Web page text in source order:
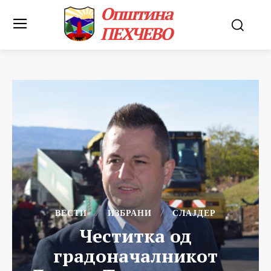
Општина
ПЕХЧЕВО
ВЕСТИ ИЗБРАНИ СЛАЈДЕР
Честитка од
градоначалникот